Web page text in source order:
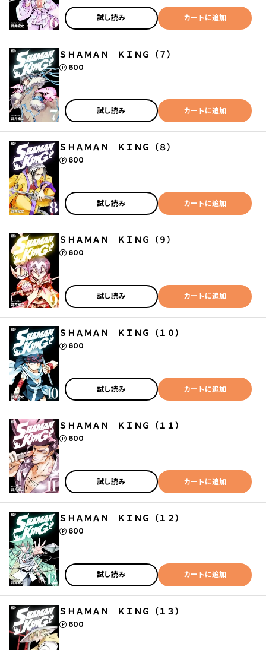
試し読み カートに追加
ＳＨＡＭＡＮ ＫＩＮＧ（７）
600
ポイント
試し読み カートに追加
ＳＨＡＭＡＮ ＫＩＮＧ（８）
600
ポイント
試し読み カートに追加
ＳＨＡＭＡＮ ＫＩＮＧ（９）
600
ポイント
試し読み カートに追加
ＳＨＡＭＡＮ ＫＩＮＧ（１０）
600
ポイント
試し読み カートに追加
ＳＨＡＭＡＮ ＫＩＮＧ（１１）
600
ポイント
試し読み カートに追加
ＳＨＡＭＡＮ ＫＩＮＧ（１２）
600
ポイント
試し読み カートに追加
ＳＨＡＭＡＮ ＫＩＮＧ（１３）
600
ポイント